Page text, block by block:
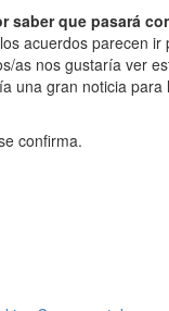
saber que pasará
acuerdos parecen ir
as nos gustaría ver
una gran noticia para
confirma.